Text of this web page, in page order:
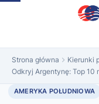
do
Strona główna Kierunki
Odkryj Argentynę: Top
AMERYKA POŁUDNIOWA